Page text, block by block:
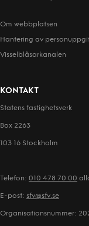
Om webbplatsen
Hantering av
Visselblåsarkanalen
KONTAKT
Statens fastighetsverk
Box 2263
103 16 Stockholm
Telefon: 010 478 70 00
E-post: sfv@sfv.se
Organisationsnummer: